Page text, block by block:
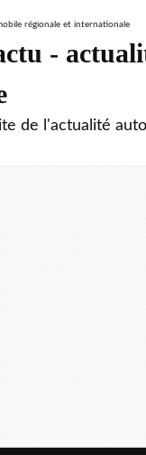
-
de l'actualité